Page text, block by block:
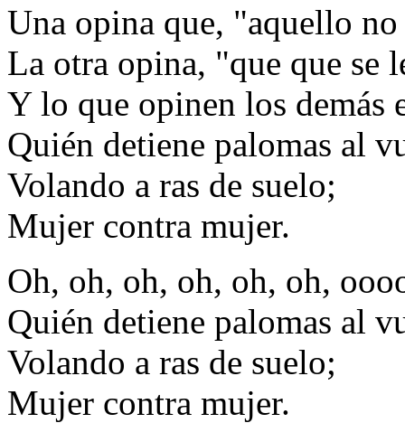
Una opina que, "aquello
La otra opina, "que que se
Y lo que opinen los demás
Quién detiene palomas al
Volando a ras de suelo;
Mujer contra mujer.
Oh, oh, oh, oh, oh, oh,
Quién detiene palomas al
Volando a ras de suelo;
Mujer contra mujer.